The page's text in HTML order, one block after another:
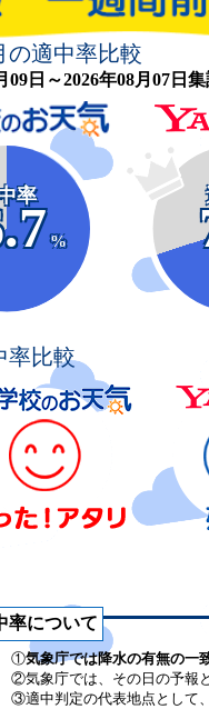
適中率比較
09日～2026年08月07日
率
%
率比較
率について
①気象庁では降水の有無の一
②気象庁では、その日の予報
③適中判定の代表地点として